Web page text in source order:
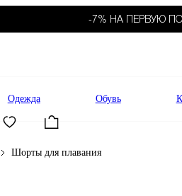
-7% НА ПЕРВУЮ
Одежда Обувь
Шорты для плавания